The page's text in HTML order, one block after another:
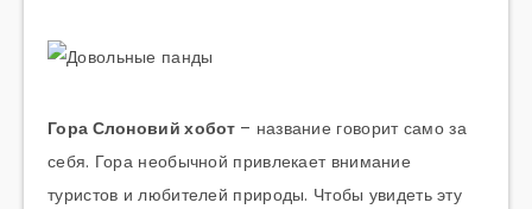
Гора Слоновий хобот – название говорит само за
себя. Гора необычной привлекает внимание
туристов и любителей природы. Чтобы увидеть эту